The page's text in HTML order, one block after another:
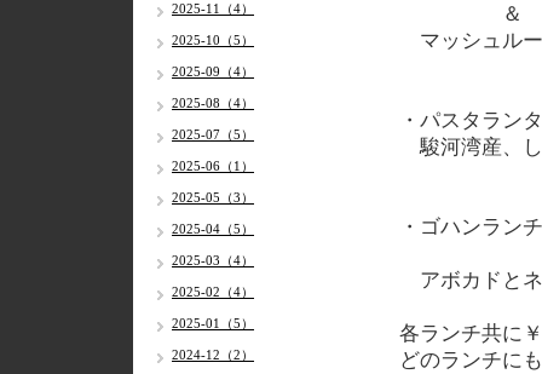
＆
マッシュル
・パスタランタ
駿河湾産、
・ゴハンランチ
アボカドと
各ランチ共に
どのランチに
2025-11（4）
2025-10（5）
2025-09（4）
2025-08（4）
2025-07（5）
2025-06（1）
2025-05（3）
2025-04（5）
2025-03（4）
2025-02（4）
2025-01（5）
2024-12（2）